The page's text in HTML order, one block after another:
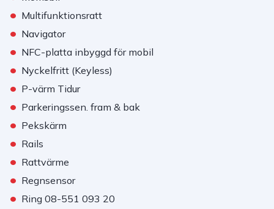
• Multifunktionsratt
• Navigator
• NFC-platta inbyggd för mobil
• Nyckelfritt (Keyless)
• P-värm Tidur
• Parkeringssen. fram & bak
• Pekskärm
• Rails
• Rattvärme
• Regnsensor
• Ring 08-551 093 20